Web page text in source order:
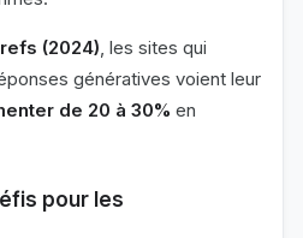
(2024), les sites qui
génératives voient leur
de 20 à 30% en
pour les